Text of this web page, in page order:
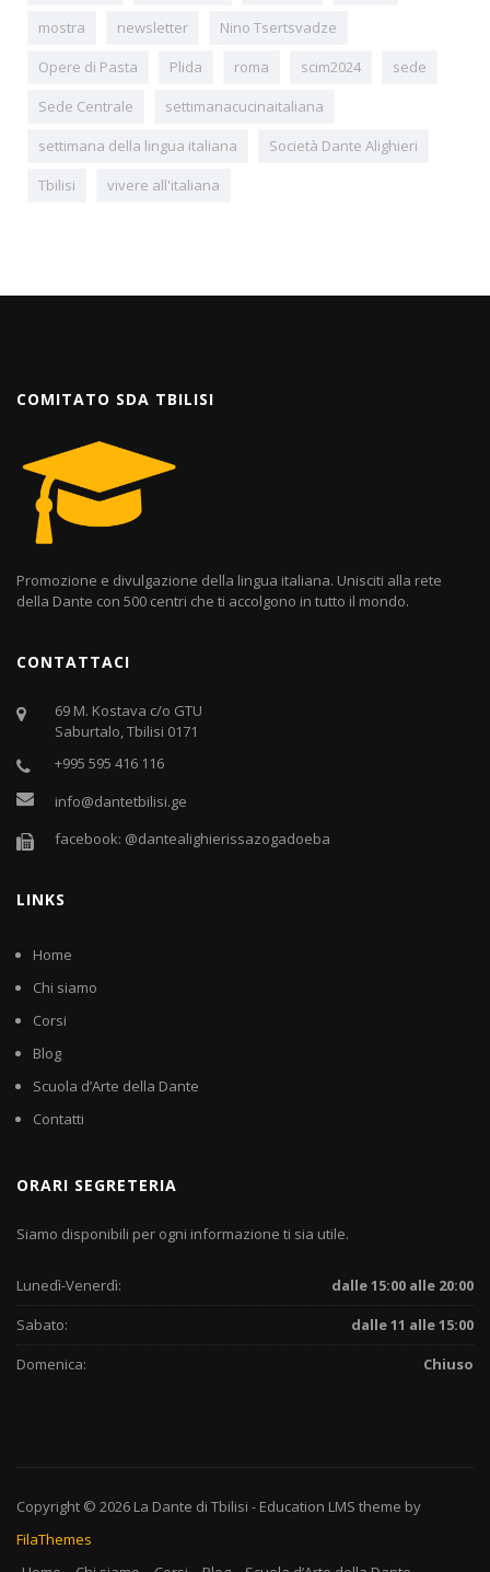
mostra
newsletter
Nino Tsertsvadze
Opere di Pasta
Plida roma scim2024
sede
Sede Centrale
settimanacucinaitaliana
settimana della lingua italiana
Società Dante Alighieri
Tbilisi
vivere all'italiana
COMITATO SDA TBILISI
Promozione e divulgazione della lingua italiana. Unisciti alla rete
della Dante con 500 centri che ti accolgono in tutto il mondo.
CONTATTACI
69 M. Kostava c/o GTU
Saburtalo, Tbilisi 0171
+995 595 416 116
info@dantetbilisi.ge
facebook: @dantealighierissazogadoeba
LINKS
Home
Chi siamo
Corsi
Blog
Scuola d’Arte della Dante
Contatti
ORARI SEGRETERIA
Siamo disponibili per ogni informazione ti sia utile.
Lunedì-Venerdì:
dalle 15:00 alle 20:00
Sabato:
dalle 11 alle 15:00
Domenica:
Chiuso
Copyright © 2026 La Dante di Tbilisi - Education LMS theme by
FilaThemes